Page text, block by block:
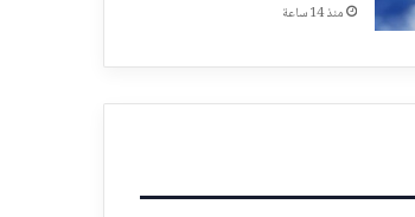
منذ 14 ساعة